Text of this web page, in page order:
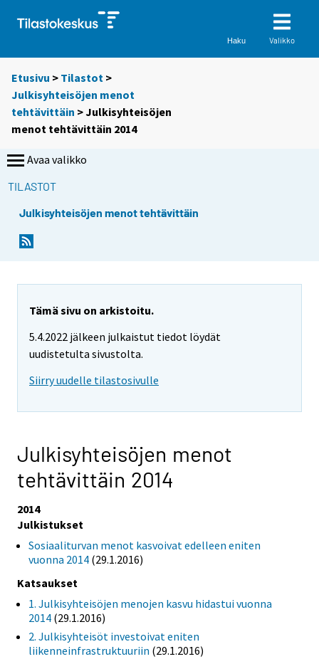
Haku Valikko
Etusivu > Tilastot >
Julkisyhteisöjen menot
tehtävittäin > Julkisyhteisöjen
menot tehtävittäin 2014
Avaa valikko
TILASTOT
Julkisyhteisöjen menot tehtävittäin
Tämä sivu on arkistoitu.
5.4.2022 jälkeen julkaistut tiedot löydät
uudistetulta sivustolta.
Siirry uudelle tilastosivulle
Julkisyhteisöjen menot
tehtävittäin 2014
2014
Julkistukset
Sosiaaliturvan menot kasvoivat edelleen eniten
vuonna 2014 (29.1.2016)
Katsaukset
1. Julkisyhteisöjen menojen kasvu hidastui vuonna
2014 (29.1.2016)
2. Julkisyhteisöt investoivat eniten
liikenneinfrastruktuuriin (29.1.2016)